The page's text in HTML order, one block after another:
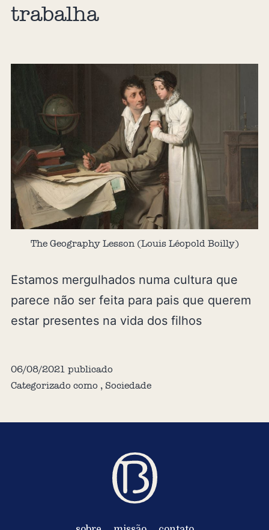
trabalha
The Geography Lesson (Louis Léopold Boilly)
Estamos mergulhados numa cultura que
parece não ser feita para pais que querem
estar presentes na vida dos filhos
06/08/2021 publicado
Categorizado como , Sociedade